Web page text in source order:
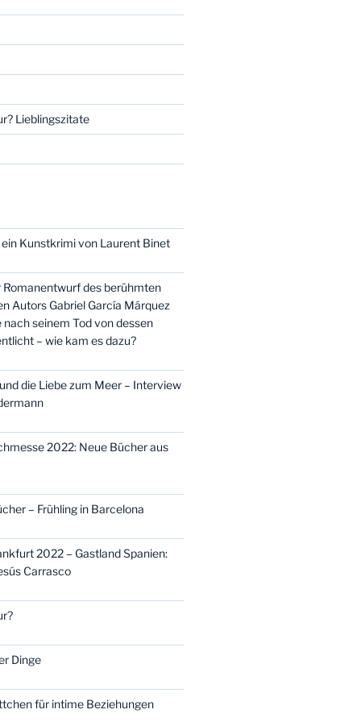
Lieblingszitate
Kunstkrimi von Laurent Binet
des berühmten
Autors Gabriel García Márquez
nach seinem Tod von dessen
– wie kam es dazu?
die Liebe zum Meer – Interview
2022: Neue Bücher aus
– Frühling in Barcelona
2022 – Gastland Spanien:
Carrasco
Dinge
für intime Beziehungen